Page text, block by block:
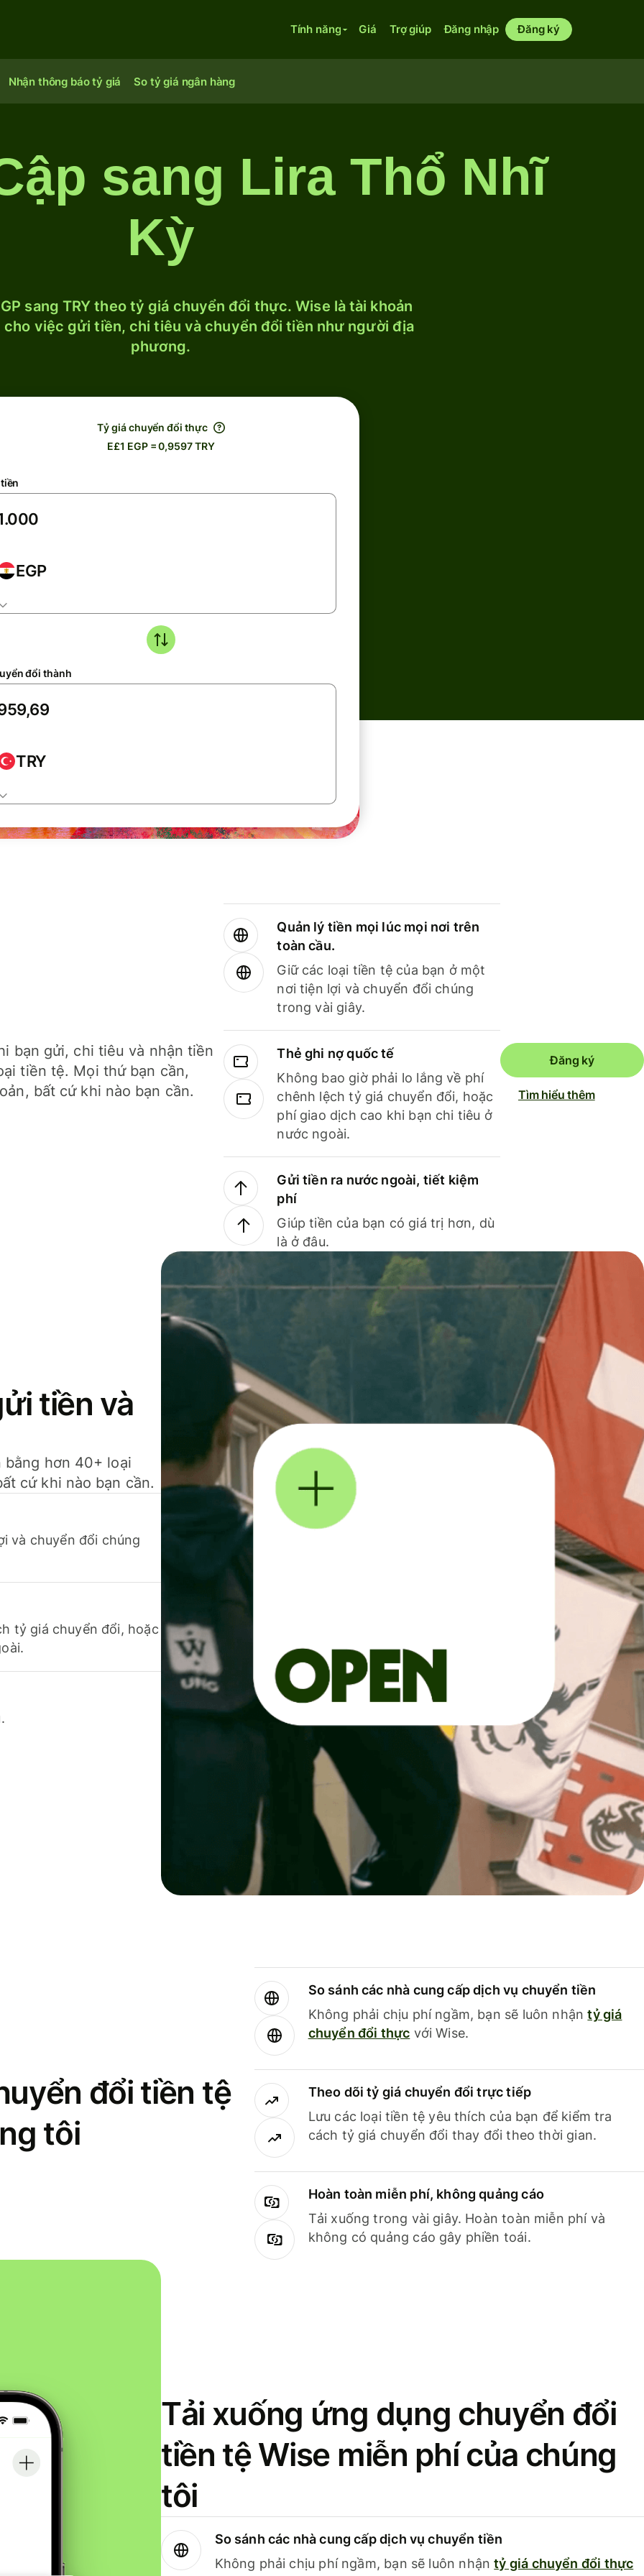
Tính năng Giá Trợ giúp Đăng nhập Đăng ký
Nhận thông báo tỷ giá So tỷ giá ngân hàng
sang Lira Thổ Nhĩ
Kỳ
sang TRY theo tỷ giá chuyển đổi thực. Wise là tài khoản
việc gửi tiền, chi tiêu và chuyển đổi tiền như người địa
phương.
Tỷ giá chuyển đổi thực
E£1 EGP = 0,9597 TRY
EGP
đổi thành
TRY
bạn gửi, chi tiêu và nhận tiền
tiền tệ. Mọi thứ bạn cần,
bất cứ khi nào bạn cần.
Quản lý tiền mọi lúc mọi nơi trên
toàn cầu.
Giữ các loại tiền tệ của bạn ở một
nơi tiện lợi và chuyển đổi chúng
trong vài giây.
Thẻ ghi nợ quốc tế
Không bao giờ phải lo lắng về phí
chênh lệch tỷ giá chuyển đổi, hoặc
phí giao dịch cao khi bạn chi tiêu ở
nước ngoài.
Gửi tiền ra nước ngoài, tiết kiệm
phí
Giúp tiền của bạn có giá trị hơn, dù
là ở đâu.
Đăng ký
Tìm hiểu thêm
tiền và
hơn 40+ loại
cứ khi nào bạn cần.
và chuyển đổi chúng
tỷ giá chuyển đổi, hoặc
đổi tiền tệ
tôi
So sánh các nhà cung cấp dịch vụ chuyển tiền
Không phải chịu phí ngầm, bạn sẽ luôn nhậntỷ giá
chuyển đổi thực với Wise.
Theo dõi tỷ giá chuyển đổi trực tiếp
Lưu các loại tiền tệ yêu thích của bạn để kiểm tra
cách tỷ giá chuyển đổi thay đổi theo thời gian.
Hoàn toàn miễn phí, không quảng cáo
Tải xuống trong vài giây. Hoàn toàn miễn phí và
không có quảng cáo gây phiền toái.
Tải xuống ứng dụng chuyển đổi
tiền tệ Wise miễn phí của chúng
tôi
So sánh các nhà cung cấp dịch vụ chuyển tiền
Không phải chịu phí ngầm, bạn sẽ luôn nhậntỷ giá chuyển đổi thực